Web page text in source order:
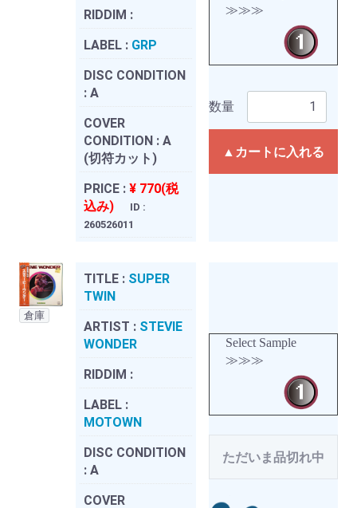
RIDDIM :
LABEL : GRP
DISC CONDITION
: A
COVER
CONDITION : A
(切符カット)
PRICE : ¥ 770(税
込み)
ID :
260526011
≫≫≫
数量
▲カートに入れる
倉庫
TITLE : SUPER
TWIN
ARTIST : STEVIE
WONDER
RIDDIM :
LABEL :
MOTOWN
DISC CONDITION
: A
COVER
Select Sample
≫≫≫
ただいま品切れ中